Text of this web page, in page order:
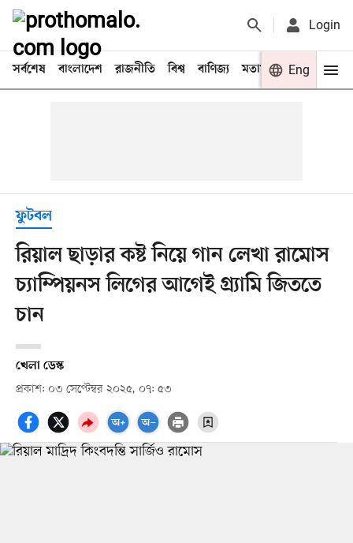
Login
সর্বশেষ বাংলাদেশ রাজনীতি বিশ্ব বাণিজ্য মতামত খেলা
Eng
ফুটবল
রিয়াল ছাড়ার কষ্ট নিয়ে গান লেখা রামোস
চ্যাম্পিয়নস লিগের আগেই গ্র্যামি জিততে
চান
খেলা ডেস্ক
প্রকাশ: ০৩ সেপ্টেম্বর ২০২৫, ০৭: ৫৩